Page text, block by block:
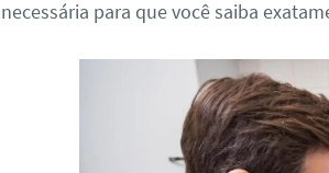
necessária para que você saiba